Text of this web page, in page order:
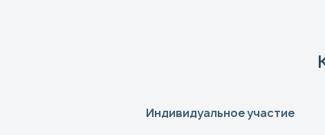
Индивидуальное участие